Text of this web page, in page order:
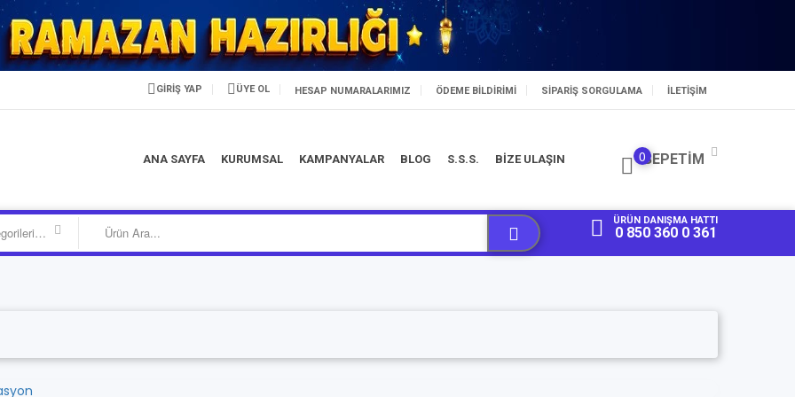
GİRİŞ YAP ÜYE OL HESAP NUMARALARIMIZ ÖDEME BILDIRIMI SIPARIŞ SORGULAMA İLETİŞİM
ANA SAYFA KURUMSAL KAMPANYALAR BLOG S.S.S. BİZE ULAŞIN 0SEPETIM
Kategorilerimiz
ÜRÜN DANIŞMA HATTI
0 850 360 0 361